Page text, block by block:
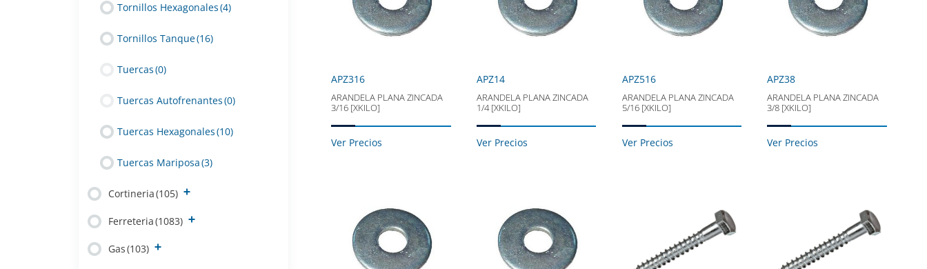
Tornillos Hexagonales(4)
Tornillos Tanque(16)
Tuercas(0)
Tuercas Autofrenantes(0)
Tuercas Hexagonales(10)
Tuercas Mariposa(3)
Cortineria(105)
Ferreteria(1083)
Gas(103)
APZ316
ARANDELA PLANA ZINCADA
3/16 [XKILO]
Ver Precios
APZ14
ARANDELA PLANA ZINCADA
1/4 [XKILO]
Ver Precios
APZ516
ARANDELA PLANA ZINCADA
5/16 [XKILO]
Ver Precios
APZ38
ARANDELA PLANA ZINCADA
3/8 [XKILO]
Ver Precios